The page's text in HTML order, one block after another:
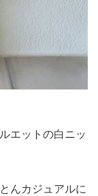
エットの白ニッ
んカジュアルに